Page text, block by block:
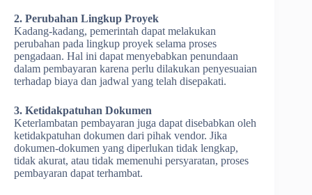
2. Perubahan Lingkup Proyek
Kadang-kadang, pemerintah dapat melakukan
perubahan pada lingkup proyek selama proses
pengadaan. Hal ini dapat menyebabkan penundaan
dalam pembayaran karena perlu dilakukan penyesuaian
terhadap biaya dan jadwal yang telah disepakati.
3. Ketidakpatuhan Dokumen
Keterlambatan pembayaran juga dapat disebabkan oleh
ketidakpatuhan dokumen dari pihak vendor. Jika
dokumen-dokumen yang diperlukan tidak lengkap,
tidak akurat, atau tidak memenuhi persyaratan, proses
pembayaran dapat terhambat.